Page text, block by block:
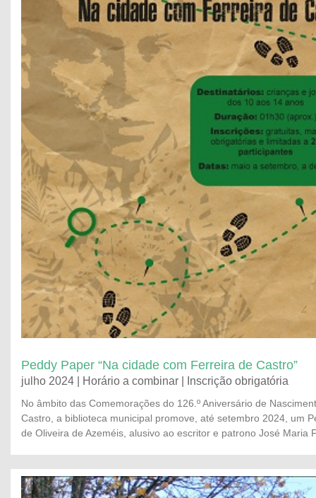
Peddy Paper “Na cidade com Ferreira de Castro”
julho 2024 | Horário a combinar | Inscrição obrigatória
No âmbito das Comemorações do 126.º Aniversário de
Castro, a biblioteca municipal promove, até setembro 2024, um
de Oliveira de Azeméis, alusivo ao escritor e patrono José Maria